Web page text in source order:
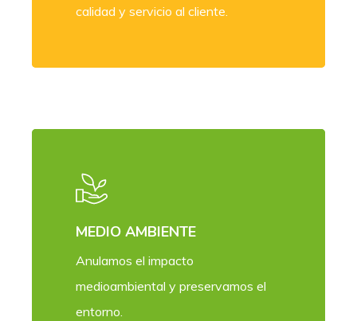
calidad y servicio al cliente.
MEDIO AMBIENTE
Anulamos el impacto
medioambiental y preservamos el
entorno.